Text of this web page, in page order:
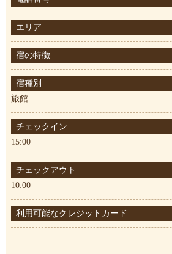
エリア
宿の特徴
宿種別
旅館
チェックイン
15:00
チェックアウト
10:00
利用可能なクレジットカード